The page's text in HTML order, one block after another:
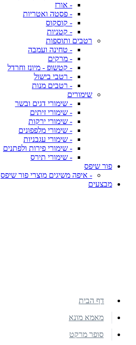
- אורז
- פסטה ואטריות
- קוסקוס
- קטניות
רטבים ותוספות
- טחינה ועמבה
- מרקים
- קטשופ - מיונז וחרדל
- רטבי בישול
- רטבים מנות
שימורים
- שימורי דגים ובשר
- שימורי זיתים
- שימורי ירקות
- שימורי מלפפונים
- שימורי עגבניות
- שימורי פירות ולפתנים
- שימורי תירס
פור שיפס
- איפה משיגים מוצרי פור שיפס
מבצעים
דף הבית
מאמא מונא
סופר מרקט